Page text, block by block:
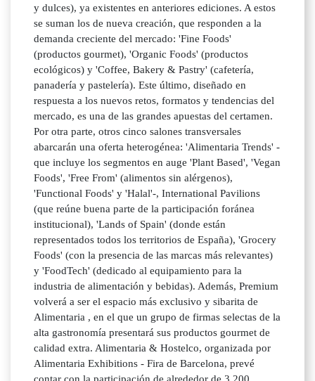
y dulces), ya existentes en anteriores ediciones. A estos
se suman los de nueva creación, que responden a la
demanda creciente del mercado: 'Fine Foods'
(productos gourmet), 'Organic Foods' (productos
ecológicos) y 'Coffee, Bakery & Pastry' (cafetería,
panadería y pastelería). Este último, diseñado en
respuesta a los nuevos retos, formatos y tendencias del
mercado, es una de las grandes apuestas del certamen.
Por otra parte, otros cinco salones transversales
abarcarán una oferta heterogénea: 'Alimentaria Trends' -
que incluye los segmentos en auge 'Plant Based', 'Vegan
Foods', 'Free From' (alimentos sin alérgenos),
'Functional Foods' y 'Halal'-, International Pavilions
(que reúne buena parte de la participación foránea
institucional), 'Lands of Spain' (donde están
representados todos los territorios de España), 'Grocery
Foods' (con la presencia de las marcas más relevantes)
y 'FoodTech' (dedicado al equipamiento para la
industria de alimentación y bebidas). Además, Premium
volverá a ser el espacio más exclusivo y sibarita de
Alimentaria , en el que un grupo de firmas selectas de la
alta gastronomía presentará sus productos gourmet de
calidad extra. Alimentaria & Hostelco, organizada por
Alimentaria Exhibitions - Fira de Barcelona, prevé